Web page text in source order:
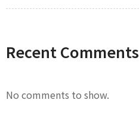
Recent Comments
No comments to show.